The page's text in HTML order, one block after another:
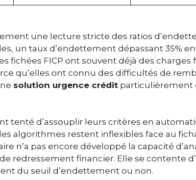
une lecture stricte des ratios
un taux d’endettement dépassant 35%
fichées FICP ont souvent déjà des charges
qu’elles ont connu des difficultés de
solution urgence crédit particulièrement
tenté d’assouplir leurs critères en
algorithmes restent inflexibles face au
n’a pas encore développé la capacité
redressement financier. Elle se contente
du seuil d’endettement ou non.